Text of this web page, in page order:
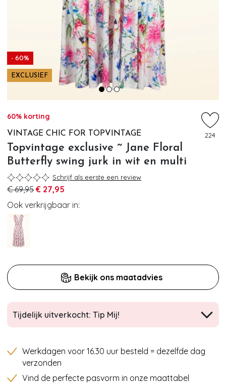
- 60%
EXCLUSIEF
60% korting
VINTAGE CHIC FOR TOPVINTAGE
Topvintage exclusive ~ Jane Floral
Butterfly swing jurk in wit en multi
224
Schrijf als eerste een review
€ 69,95 € 27,95
Ook verkrijgbaar in:
Bekijk ons maatadvies
Tijdelijk uitverkocht: Tip Mij!
Werkdagen voor 16.30 uur besteld = dezelfde dag
verzonden
Vind de perfecte pasvorm in onze maattabel